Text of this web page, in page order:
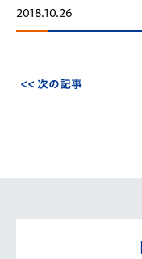
2018.10.26
<< 次の記事